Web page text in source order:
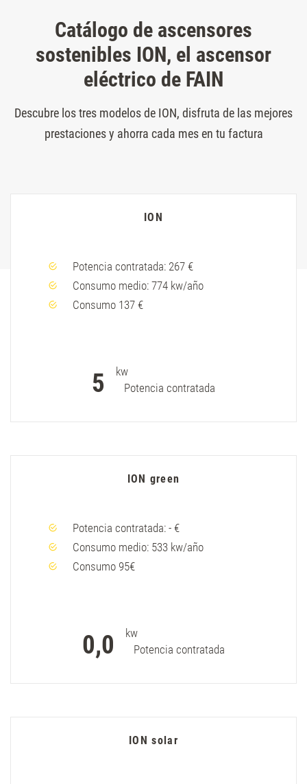
Catálogo de ascensores
sostenibles ION, el ascensor
eléctrico de FAIN
Descubre los tres modelos de ION, disfruta de las mejores
prestaciones y ahorra cada mes en tu factura
ION
Potencia contratada: 267 €
Consumo medio: 774 kw/año
Consumo 137 €
5
kw
Potencia contratada
ION green
Potencia contratada: - €
Consumo medio: 533 kw/año
Consumo 95€
0,0
kw
Potencia contratada
ION solar